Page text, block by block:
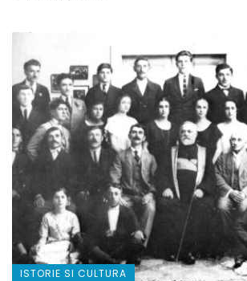
ISTORIE SI CULTURA